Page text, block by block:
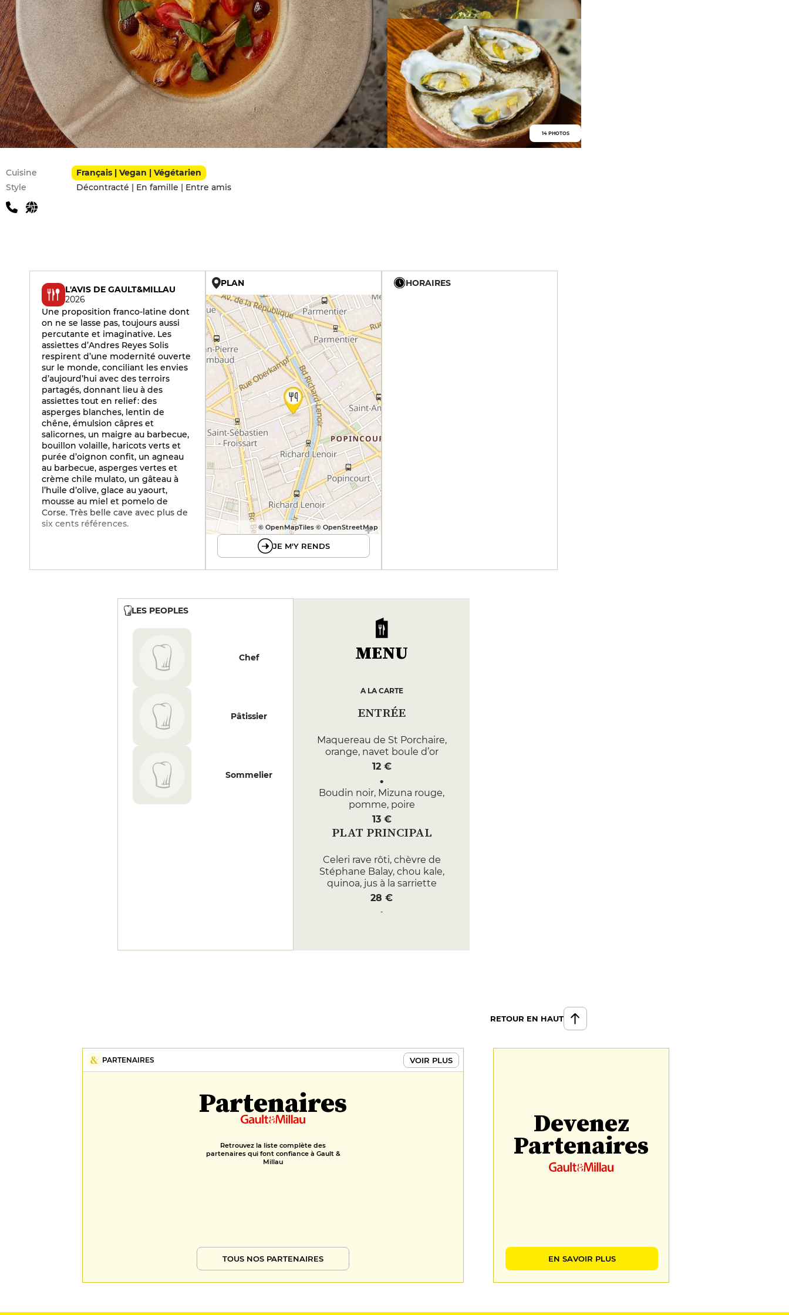
14 PHOTOS
Infos pratiques
Cuisine
Français | Vegan | Végétarien
Style
Décontracté | En famille | Entre amis
L'AVIS DE GAULT&MILLAU
2026
Une proposition franco-latine dont
on ne se lasse pas, toujours aussi
percutante et imaginative. Les
assiettes d’Andres Reyes Solis
respirent d’une modernité ouverte
sur le monde, conciliant les envies
d’aujourd’hui avec des terroirs
partagés, donnant lieu à des
assiettes tout en relief : des
asperges blanches, lentin de
chêne, émulsion câpres et
salicornes, un maigre au barbecue,
bouillon volaille, haricots verts et
purée d’oignon confit, un agneau
au barbecue, asperges vertes et
crème chile mulato, un gâteau à
l’huile d’olive, glace au yaourt,
mousse au miel et pomelo de
Corse. Très belle cave avec plus de
six cents références.
PLAN
© OpenMapTiles © OpenStreetMap
JE M'Y RENDS
HORAIRES
LES PEOPLES
Chef
Pâtissier
Sommelier
MENU
A LA CARTE
ENTRÉE
Maquereau de St Porchaire,
orange, navet boule d’or
12 €
Boudin noir, Mizuna rouge,
pomme, poire
13 €
PLAT PRINCIPAL
Celeri rave rôti, chèvre de
Stéphane Balay, chou kale,
quinoa, jus à la sarriette
28 €
32 €
Poire Angélys, parfait au miel
d'été, poivre kampot, graine de
RETOUR EN HAUT
PARTENAIRES VOIR PLUS
Partenaires
Retrouvez la liste complète des
partenaires qui font confiance à Gault &
Millau
TOUS NOS PARTENAIRES
Devenez
Partenaires
EN SAVOIR PLUS